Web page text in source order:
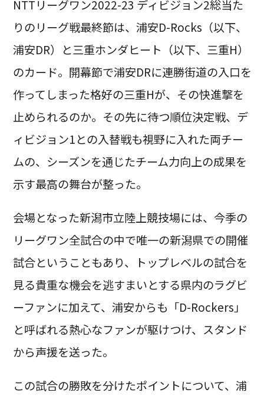
NTTリーグワン2022-23 ディビジョン2総当た
りのリーグ戦最終節は、浦安D-Rocks（以下、
浦安DR）と三重ホンダヒート（以下、三重H）
のカード。開幕節で浦安DRに連勝街道の入口を
作ってしまった格好の三重Hが、その快進撃を
止められるのか。その先に待つ順位決定戦、デ
ィビジョン1との入替戦も視野に入れた両チー
ムの、シーズンを通じたチーム力向上の成果を
示す最高の舞台が整った。
会場となった新潟市立陸上競技場には、今季の
リーグワン全試合の中で唯一の新潟県での開催
試合ということもあり、トップレベルの試合を
見る貴重な機会を逃すまいとする県内のラグビ
ーファンに加えて、浦安からも「D-Rockers」
と呼ばれる熱心なファンが駆けつけ、スタンド
から声援を送った。
この試合の勝敗を分けたポイントについて、浦